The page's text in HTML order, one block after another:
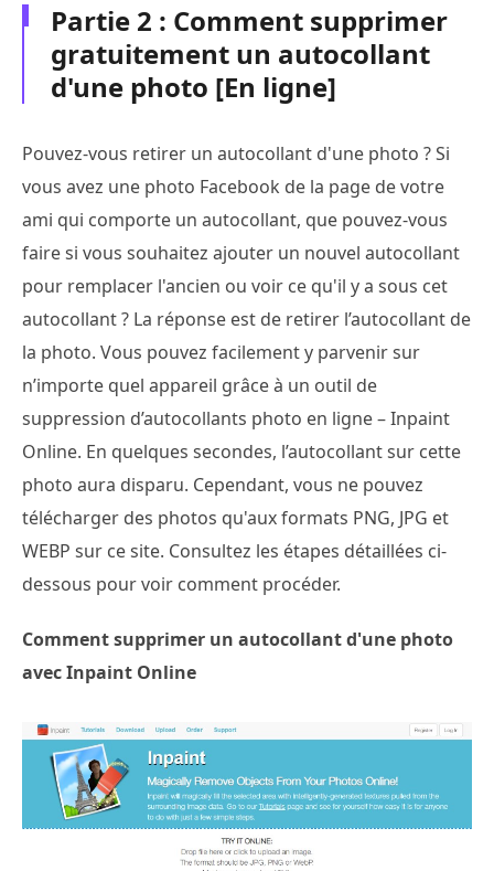
Partie 2 : Comment supprimer
gratuitement un autocollant
d'une photo [En ligne]
Pouvez-vous retirer un autocollant d'une photo ? Si
vous avez une photo Facebook de la page de votre
ami qui comporte un autocollant, que pouvez-vous
faire si vous souhaitez ajouter un nouvel autocollant
pour remplacer l'ancien ou voir ce qu'il y a sous cet
autocollant ? La réponse est de retirer l’autocollant de
la photo. Vous pouvez facilement y parvenir sur
n’importe quel appareil grâce à un outil de
suppression d’autocollants photo en ligne – Inpaint
Online. En quelques secondes, l’autocollant sur cette
photo aura disparu. Cependant, vous ne pouvez
télécharger des photos qu'aux formats PNG, JPG et
WEBP sur ce site. Consultez les étapes détaillées ci-
dessous pour voir comment procéder.
Comment supprimer un autocollant d'une photo
avec Inpaint Online